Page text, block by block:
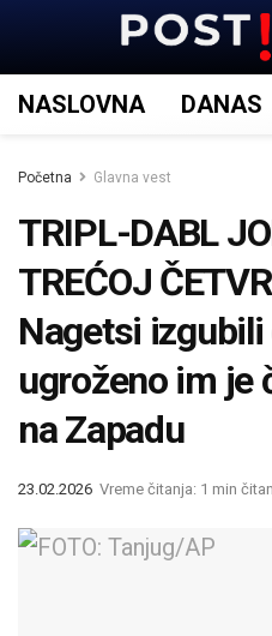
NASLOVNA DANAS
Početna Glavna vest
TRIPL-DABL
TREĆOJ
Nagetsi
ugroženo im je
na Zapadu
23.02.2026 Vreme čitanja: 1 min